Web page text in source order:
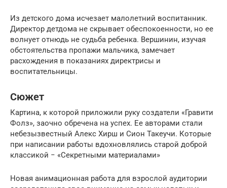
Из детского дома исчезает малолетний воспитанник.
Директор детдома не скрывает обеспокоенности, но ее
волнует отнюдь не судьба ребенка. Вершинин, изучая
обстоятельства пропажи мальчика, замечает
расхождения в показаниях директрисы и
воспитательницы.
Сюжет
Картина, к которой приложили руку создатели «Гравити
Фолз», заочно обречена на успех. Ее авторами стали
небезызвестный Алекс Хирш и Сион Такеучи. Которые
при написании работы вдохновлялись старой доброй
классикой − «Секретными материалами»
Новая анимационная работа для взрослой аудитории